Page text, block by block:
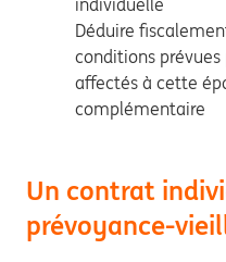
individuelle
Déduire
conditions
affectés à cette
complémentaire
Un contrat
prévoyance-